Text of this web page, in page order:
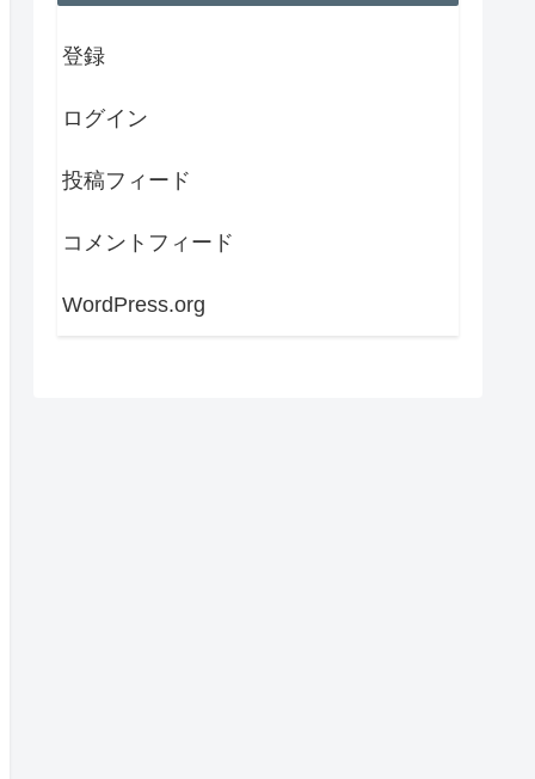
登録
ログイン
投稿フィード
コメントフィード
WordPress.org